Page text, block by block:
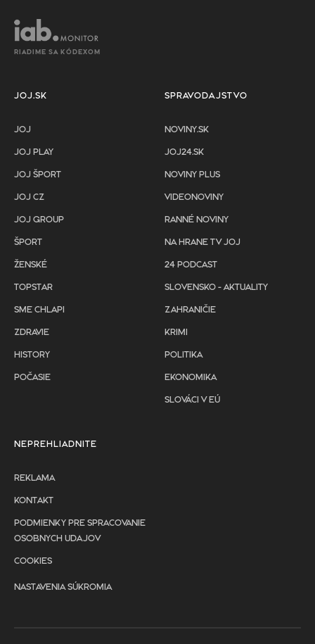
RIADIME SA KÓDEXOM
JOJ.SK
JOJ
JOJ PLAY
JOJ ŠPORT
JOJ CZ
JOJ GROUP
ŠPORT
ŽENSKÉ
TOPSTAR
SME CHLAPI
ZDRAVIE
HISTORY
POČASIE
SPRAVODAJSTVO
NOVINY.SK
JOJ24.SK
NOVINY PLUS
VIDEONOVINY
RANNÉ NOVINY
NA HRANE TV JOJ
24 PODCAST
SLOVENSKO - AKTUALITY
ZAHRANIČIE
KRIMI
POLITIKA
EKONOMIKA
SLOVÁCI V EÚ
NEPREHLIADNITE
REKLAMA
KONTAKT
PODMIENKY PRE SPRACOVANIE
OSOBNYCH UDAJOV
COOKIES
NASTAVENIA SÚKROMIA